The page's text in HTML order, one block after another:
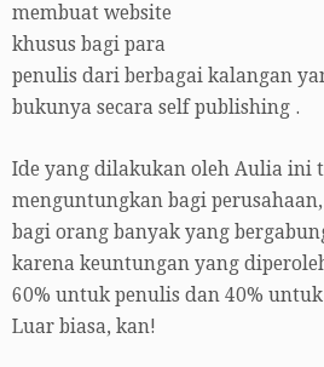
membuat website
khusus bagi para
penulis dari berbagai kalangan
bukunya secara self publishing .
Ide yang dilakukan oleh Aulia ini
menguntungkan bagi
bagi orang banyak yang
karena keuntungan yang
60% untuk penulis dan 40%
Luar biasa, kan!